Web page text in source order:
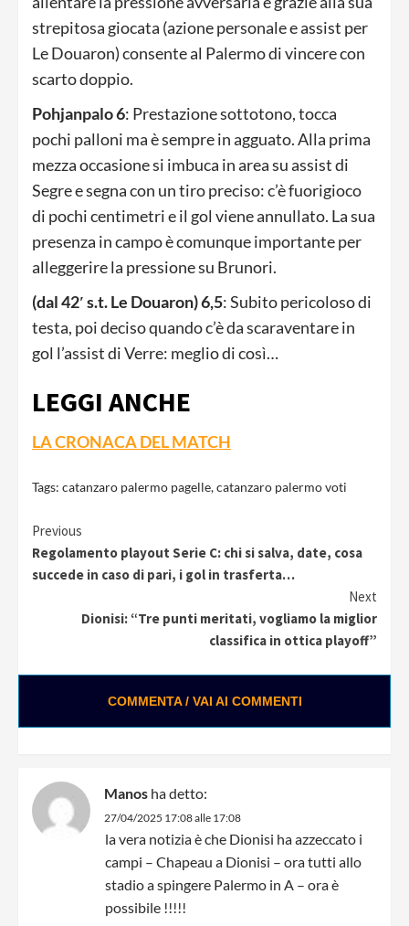
strepitosa giocata (azione personale e assist per
Le Douaron) consente al Palermo di vincere con
scarto doppio.
Pohjanpalo 6: Prestazione sottotono, tocca
pochi palloni ma è sempre in agguato. Alla prima
mezza occasione si imbuca in area su assist di
Segre e segna con un tiro preciso: c’è fuorigioco
di pochi centimetri e il gol viene annullato. La sua
presenza in campo è comunque importante per
alleggerire la pressione su Brunori.
(dal 42′ s.t. Le Douaron) 6,5: Subito pericoloso di
testa, poi deciso quando c’è da scaraventare in
gol l’assist di Verre: meglio di così…
LEGGI ANCHE
LA CRONACA DEL MATCH
Tags: catanzaro palermo pagelle,catanzaro palermo voti
Continue
Reading
Previous
Regolamento playout Serie C: chi si salva, date, cosa
succede in caso di pari, i gol in trasferta…
Next
Dionisi: “Tre punti meritati, vogliamo la miglior
classifica in ottica playoff”
COMMENTA / VAI AI COMMENTI
Manos ha detto:
27/04/2025 17:08 alle 17:08
la vera notizia è che Dionisi ha azzeccato i
campi – Chapeau a Dionisi – ora tutti allo
stadio a spingere Palermo in A – ora è
possibile !!!!!